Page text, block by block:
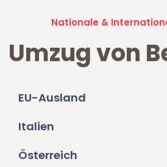
Nationale &
Umzug von
EU-Ausland
Italien
Österreich